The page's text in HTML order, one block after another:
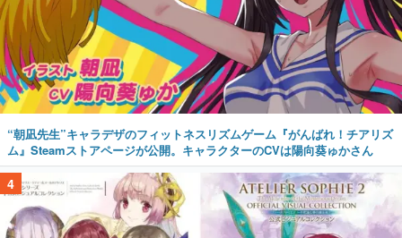
“朝凪先生”キャラデザのフィットネスリズムゲーム『がんばれ！チアリズ
ム』Steamストアページが公開。キャラクターのCVは陽向葵ゅかさん
4